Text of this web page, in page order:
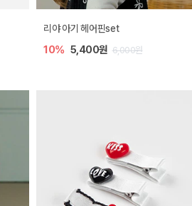
리야 아기 헤어핀set
10% 5,400원 6,000원